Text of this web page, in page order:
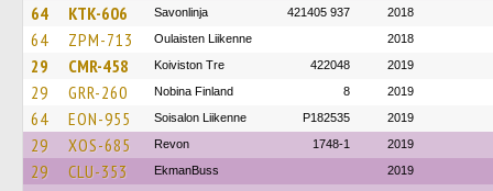
64 KTK-606 Savonlinja 421405 937 2018
64 ZPM-713 Oulaisten Liikenne 2018
29 CMR-458 Koiviston Tre 422048 2019
29 GRR-260 Nobina Finland 8 2019
64 EON-955 Soisalon Liikenne P182535 2019
29 XOS-685 Revon 1748-1 2019
29 CLU-353 EkmanBuss 2019